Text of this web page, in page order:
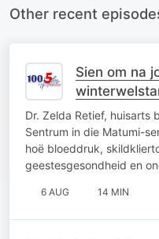
Other recent
Sien om na
Dr. Zelda Retief, huisarts
Sentrum in die Matumi-
hoë bloeddruk,
geestesgesondheid en
6 AUG 14 MIN